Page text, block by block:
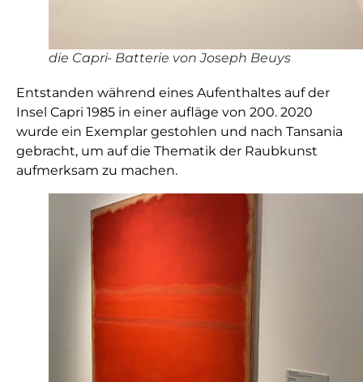
die Capri- Batterie von Joseph Beuys
Entstanden während eines Aufenthaltes auf der
Insel Capri 1985 in einer aufläge von 200. 2020
wurde ein Exemplar gestohlen und nach Tansania
gebracht, um auf die Thematik der Raubkunst
aufmerksam zu machen.